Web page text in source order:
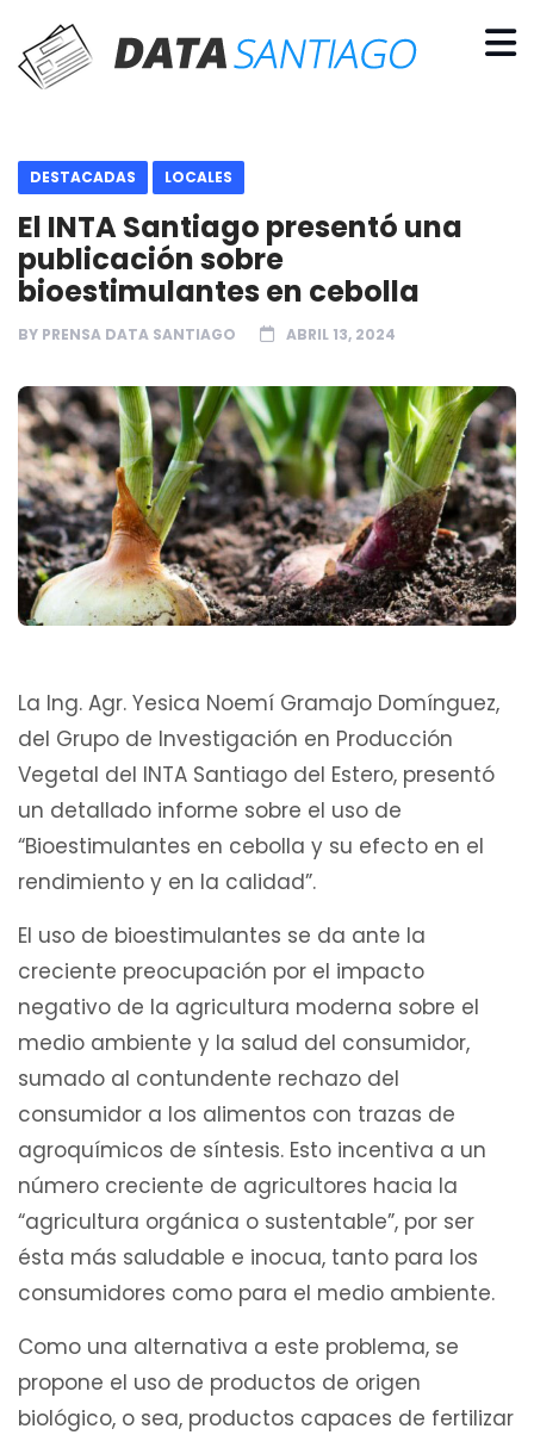
DESTACADAS LOCALES
El INTA Santiago presentó una
publicación sobre
bioestimulantes en cebolla
BY PRENSA DATA SANTIAGO ABRIL 13, 2024
La Ing. Agr. Yesica Noemí Gramajo Domínguez,
del Grupo de Investigación en Producción
Vegetal del INTA Santiago del Estero, presentó
un detallado informe sobre el uso de
“Bioestimulantes en cebolla y su efecto en el
rendimiento y en la calidad”.
El uso de bioestimulantes se da ante la
creciente preocupación por el impacto
negativo de la agricultura moderna sobre el
medio ambiente y la salud del consumidor,
sumado al contundente rechazo del
consumidor a los alimentos con trazas de
agroquímicos de síntesis. Esto incentiva a un
número creciente de agricultores hacia la
“agricultura orgánica o sustentable”, por ser
ésta más saludable e inocua, tanto para los
consumidores como para el medio ambiente.
Como una alternativa a este problema, se
propone el uso de productos de origen
biológico, o sea, productos capaces de fertilizar